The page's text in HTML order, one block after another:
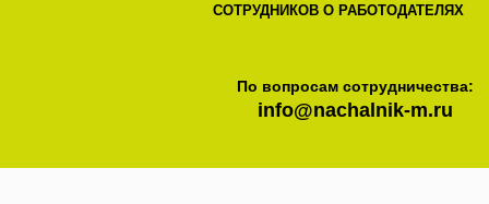
СОТРУДНИКОВ О РАБОТОДАТЕЛЯХ
По вопросам сотрудничества:
info@nachalnik-m.ru